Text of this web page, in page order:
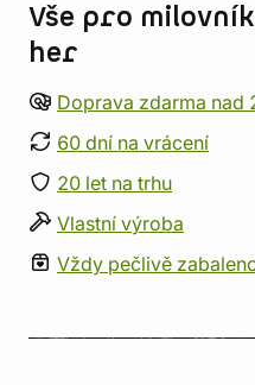
Vše pro
her
Doprava zdarma nad
60 dní na vrácení
20 let na trhu
Vlastní výroba
Vždy pečlivě